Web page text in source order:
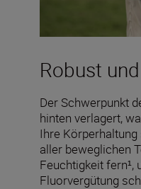
Robust
Der Schwerpunkt
hinten verlagert,
Ihre
aller beweglichen
Feuchtigkeit fern¹,
Fluorvergütung